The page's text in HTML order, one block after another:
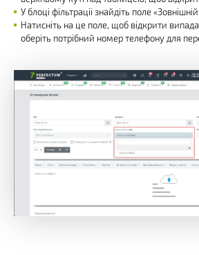
У блоці фільтрації знайдіть поле
Натисніть на це поле, щоб відкрити
оберіть потрібний номер телефону для